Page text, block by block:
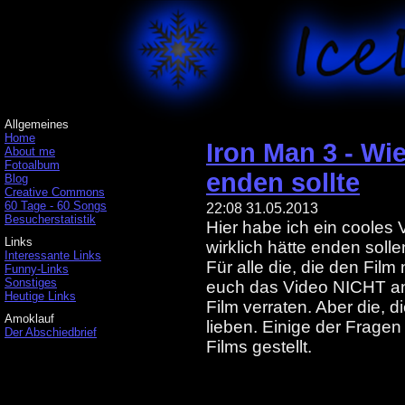
Allgemeines
Home
About me
Fotoalbum
Blog
Creative Commons
60 Tage - 60 Songs
Besucherstatistik
Links
Interessante Links
Funny-Links
Sonstiges
Heutige Links
Amoklauf
Der Abschiedbrief
Iron Man 3 -
enden sollte
22:08 31.05.2013
Hier habe ich ein cooles
wirklich hätte enden
Für alle die, die den
euch das Video NICHT
Film verraten. Aber die,
lieben. Einige der
Films gestellt.